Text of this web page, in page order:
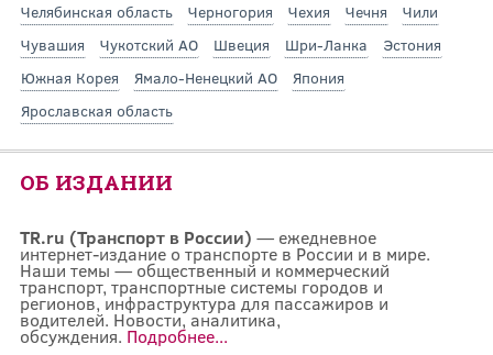
Челябинская область
Черногория Чехия Чечня
Чили
Чувашия
Чукотский АО Швеция Шри-Ланка
Эстония
Южная Корея
Ямало-Ненецкий АО
Япония
Ярославская область
ОБ ИЗДАНИИ
TR.ru (Транспорт в России) — ежедневное
интернет-издание о транспорте в России и в мире.
Наши темы — общественный и коммерческий
транспорт, транспортные системы городов и
регионов, инфраструктура для пассажиров и
водителей. Новости, аналитика,
обсуждения. Подробнее...